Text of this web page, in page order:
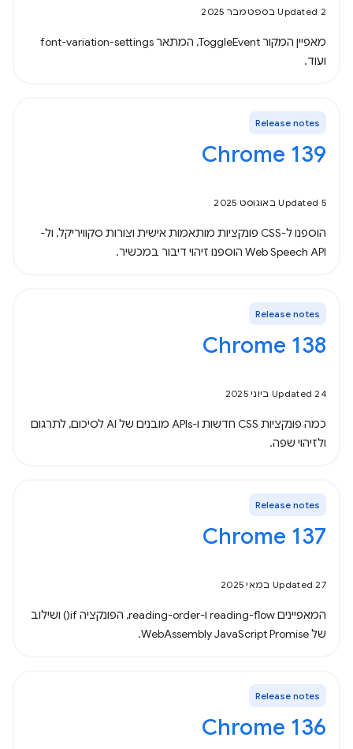
Updated 2 בספטמבר 2025
מאפיין המקור ToggleEvent, המתאר font-variation-settings
ועוד.
Release notes
‫Chrome 139
Updated 5 באוגוסט 2025
הוספנו ל-CSS פונקציות מותאמות אישית וצורות סקוויריקל, ול-
Web Speech API הוספנו זיהוי דיבור במכשיר.
Release notes
Chrome 138
Updated 24 ביוני 2025
כמה פונקציות CSS חדשות ו-APIs מובנים של AI לסיכום, לתרגום
ולזיהוי שפה.
Release notes
Chrome 137
Updated 27 במאי 2025
המאפיינים reading-flow ו-reading-order, הפונקציה if() ושילוב
של WebAssembly JavaScript Promise.
Release notes
Chrome 136